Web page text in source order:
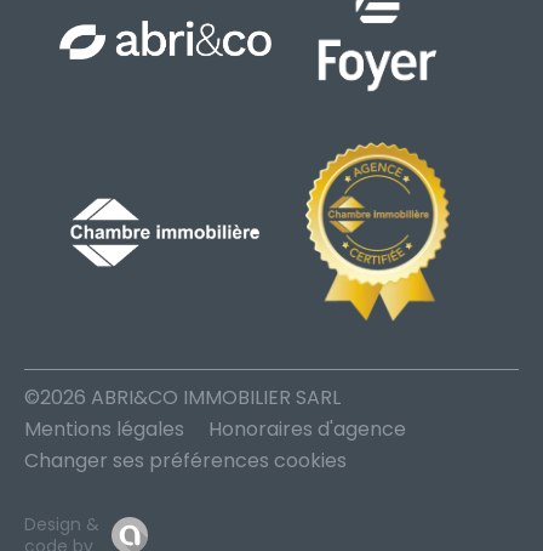
©2026 ABRI&CO IMMOBILIER SARL
Mentions légales
Honoraires d'agence
Changer ses préférences cookies
Design &